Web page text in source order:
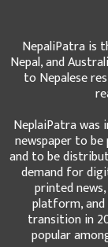
NepaliPatra is
Nepal, and
to Nepalese
NeplaiPatra was
newspaper to be
and to be
demand for
printed
platform, and
transition in
popular